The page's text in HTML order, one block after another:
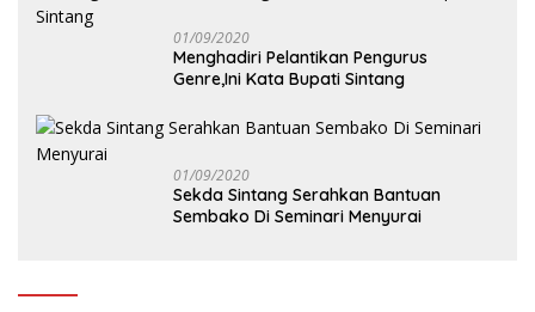
01/09/2020
Menghadiri Pelantikan Pengurus
Genre,Ini Kata Bupati Sintang
01/09/2020
Sekda Sintang Serahkan Bantuan
Sembako Di Seminari Menyurai